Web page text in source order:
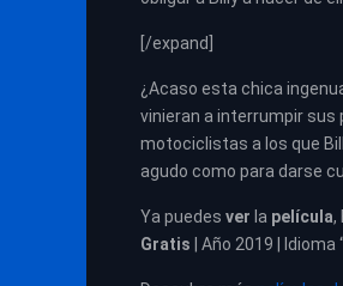
[/expand]
¿Acaso esta chica
vinieran a interrumpir sus
motociclistas a los que
agudo como para darse
Ya puedes ver la película,
Gratis | Año 2019 |